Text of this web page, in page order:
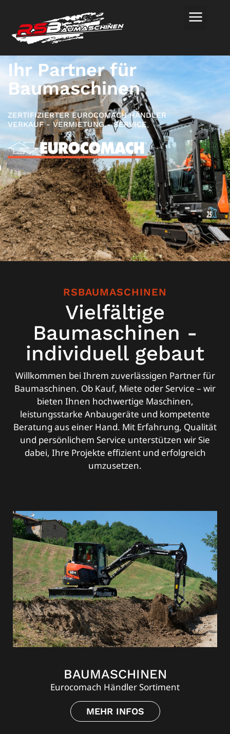
Ihr Partner für
Baumaschinen
ZERTIFIZIERTER EUROCOMACH HÄNDLER
VERKAUF - VERMIETUNG - SERVICE
RSBAUMASCHINEN
Vielfältige
Baumaschinen -
individuell gebaut
Willkommen bei Ihrem zuverlässigen Partner für
Baumaschinen. Ob Kauf, Miete oder Service – wir
bieten Ihnen hochwertige Maschinen,
leistungsstarke Anbaugeräte und kompetente
Beratung aus einer Hand. Mit Erfahrung, Qualität
und persönlichem Service unterstützen wir Sie
dabei, Ihre Projekte effizient und erfolgreich
umzusetzen.
BAUMASCHINEN
Eurocomach Händler Sortiment
MEHR INFOS